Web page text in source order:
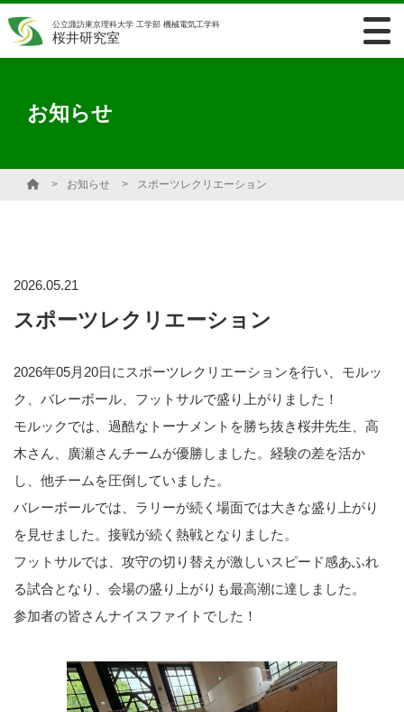
公立諏訪東京理科大学 工学部 機械電気工学科
桜井研究室
お知らせ
お知らせ スポーツレクリエーション
2026.05.21
スポーツレクリエーション
2026年05月20日にスポーツレクリエーションを行い、モルッ
ク、バレーボール、フットサルで盛り上がりました！
モルックでは、過酷なトーナメントを勝ち抜き桜井先生、高
木さん、廣瀬さんチームが優勝しました。経験の差を活か
し、他チームを圧倒していました。
バレーボールでは、ラリーが続く場面では大きな盛り上がり
を見せました。接戦が続く熱戦となりました。
フットサルでは、攻守の切り替えが激しいスピード感あふれ
る試合となり、会場の盛り上がりも最高潮に達しました。
参加者の皆さんナイスファイトでした！